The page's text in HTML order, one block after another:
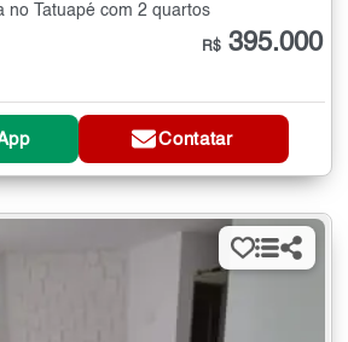
no Tatuapé com 2 quartos
R$ 395.000
Contatar